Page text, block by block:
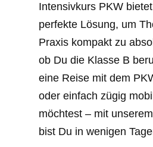
Intensivkurs PKW
perfekte Lösung, um
Praxis kompakt zu
ob Du die Klasse B
eine Reise mit dem
oder einfach zügig
möchtest – mit
bist Du in wenigen